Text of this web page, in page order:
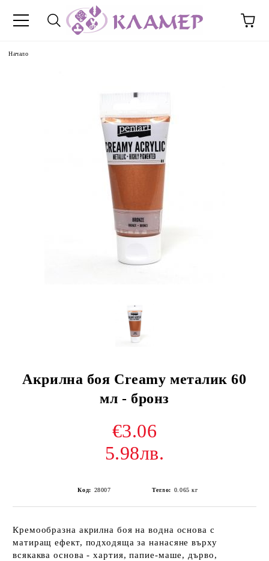
Начало
Акрилна боя Creamy металик 60
мл - бронз
€3.06
5.98лв.
Код: 28007 Тегло: 0.065 кг
Кремообразна акрилна боя на водна основа с
матиращ ефект, подходяща за нанасяне върху
всякаква основа - хартия, папие-маше, дърво,